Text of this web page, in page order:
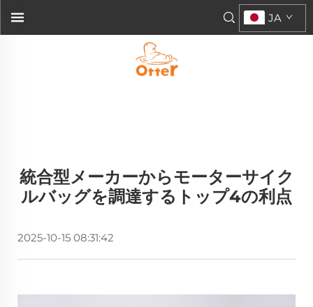
JA
統合型メーカーからモーターサイク
ルバッグを調達するトップ4の利点
2025-10-15 08:31:42